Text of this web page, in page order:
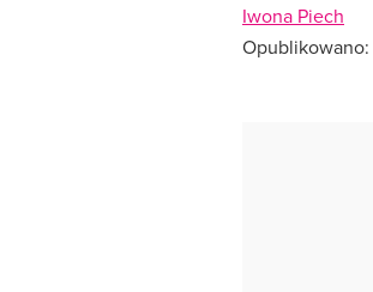
Iwona Piech
Opublikowano: